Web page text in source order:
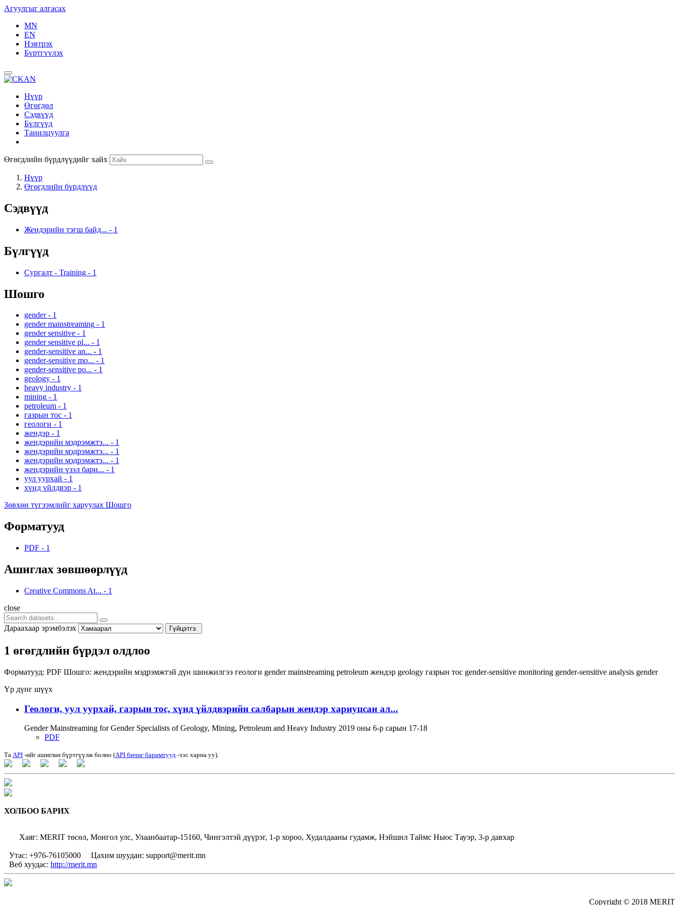
Агуулгыг алгасах
MN
EN
Нэвтрэх
Бүртгүүлэх
Нүүр
Өгөгдөл
Сэдвүүд
Бүлгүүд
Танилцуулга
Өгөгдлийн бүрдлүүдийг хайх
Нүүр
Өгөгдлийн бүрдлүүд
Сэдвүүд
Жендэрийн тэгш байд... - 1
Бүлгүүд
Сургалт - Training - 1
Шошго
gender - 1
gender mainstreaming - 1
gender sensitive - 1
gender sensitive pl... - 1
gender-sensitive an... - 1
gender-sensitive mo... - 1
gender-sensitive po... - 1
geology - 1
heavy industry - 1
mining - 1
petroleum - 1
газрын тос - 1
геологи - 1
жендэр - 1
жендэрийн мэдрэмжтэ... - 1
жендэрийн мэдрэмжтэ... - 1
жендэрийн мэдрэмжтэ... - 1
жендэрийн үзэл бари... - 1
уул уурхай - 1
хүнд үйлдвэр - 1
Зөвхөн түгээмлийг харуулах Шошго
Форматууд
PDF - 1
Ашиглах зөвшөөрлүүд
Creative Commons At... - 1
close
Дараахаар эрэмбэлэх Гүйцэтгэ.
1 өгөгдлийн бүрдэл олдлоо
Форматууд: PDF Шошго: жендэрийн мэдрэмжтэй дүн шинжилгээ геологи gender mainstreaming petroleum жендэр geology газрын тос gender-sensitive monitoring gender-sensitive analysis gender
Үр дүнг шүүх
Геологи, уул уурхай, газрын тос, хүнд үйлдвэрийн салбарын жендэр хариуцсан ал...
Gender Mainstreaming for Gender Specialists of Geology, Mining, Petroleum and Heavy Industry 2019 оны 6-р сарын 17-18
PDF
Та API -ийг ашиглан бүртгүүлж болно (API бичиг баримтууд -ээс харна уу).
ХОЛБОО БАРИХ
Хаяг: MERIT төсөл, Монгол улс, Улаанбаатар-15160, Чингэлтэй дүүрэг, 1-р хороо, Худалдааны гудамж, Нэйшнл Таймс Ньюс Тауэр, 3-р давхар
Утас: +976-76105000
Цахим шуудан: support@merit.mn
Веб хуудас: http://merit.mn
Copyright © 2018 MERIT